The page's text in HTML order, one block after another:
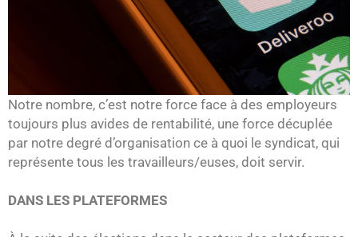
Notre nombre, c’est notre force face à des employeurs
toujours plus avides de rentabilité, une force décuplée
par notre degré d’organisation ce à quoi le syndicat, qui
représente tous les travailleurs/euses, doit servir.
DANS LES PLATEFORMES